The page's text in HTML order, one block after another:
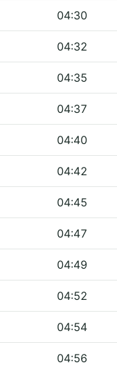
04:30
04:32
04:35
04:37
04:40
04:42
04:45
04:47
04:49
04:52
04:54
04:56